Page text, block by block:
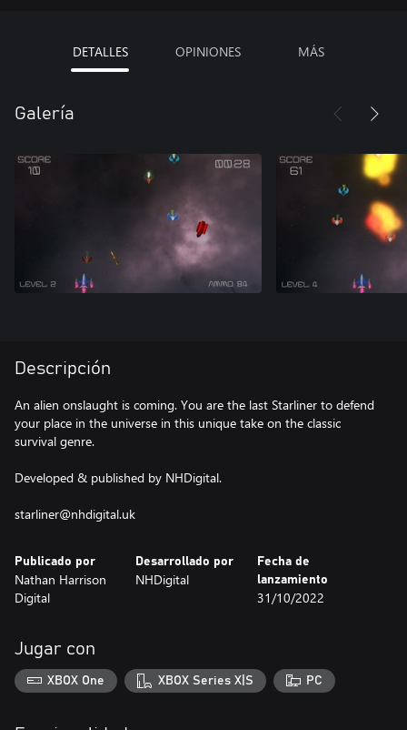
DETALLES OPINIONES MÁS
Galería
Descripción
An alien onslaught is coming. You are the last Starliner to defend
your place in the universe in this unique take on the classic
survival genre.
Developed & published by NHDigital.
Publicado por
Nathan Harrison
Digital
Desarrollado por
NHDigital
Fecha de
lanzamiento
31/10/2022
Jugar con
XBOX One XBOX Series X|S PC